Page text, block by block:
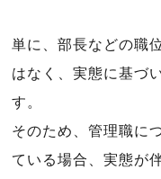
単に、部長などの職
はなく、実態に基づ
す。
そのため、管理職に
ている場合、実態が